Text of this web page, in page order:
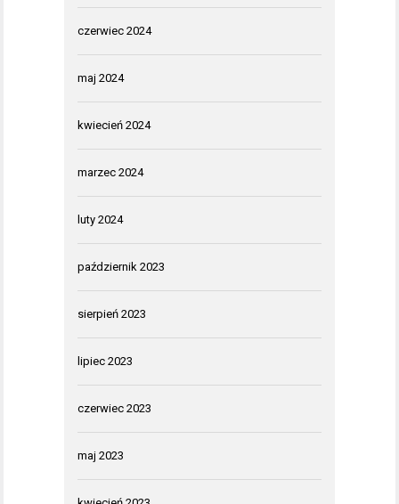
czerwiec 2024
maj 2024
kwiecień 2024
marzec 2024
luty 2024
październik 2023
sierpień 2023
lipiec 2023
czerwiec 2023
maj 2023